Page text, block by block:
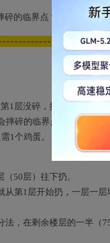
的临界点？
1层没碎，换到第2层扔
碎的临界点是第59层。
1个鸡蛋。
50层）往下扔。
第1层开始扔，一层一
，在剩余楼层的一半（